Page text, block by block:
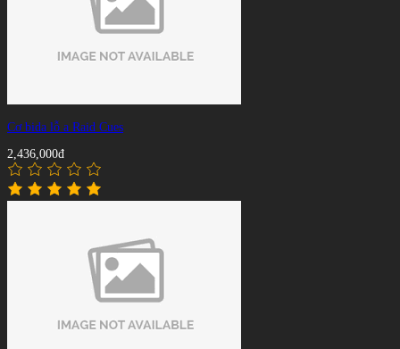
Cơ bida lỗ a Raid Cues
2,436,000đ